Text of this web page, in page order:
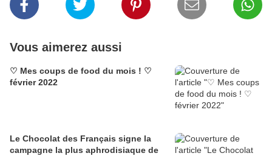
Vous aimerez aussi
♡ Mes coups de food du mois ! ♡
février 2022
Le Chocolat des Français signe la
campagne la plus aphrodisiaque de